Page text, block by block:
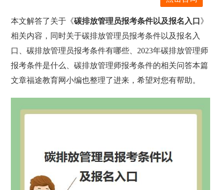
本文解答了关于《碳排放管理员报考条件以及报名入口 》
相关内容，同时关于碳排放管理员报考条件以及报名入
口、碳排放管理员报考条件有哪些、2023年碳排放管理师
报考条件是什么、碳排放管理师报考条件的相关问答本篇
文章福途教育网小编也整理了进来，希望对您有帮助。